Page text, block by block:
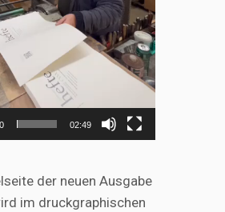
02:49
der neuen Ausgabe
im druckgraphischen